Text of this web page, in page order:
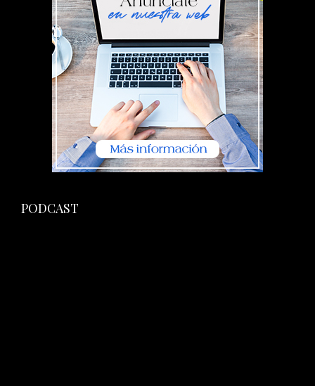
PODCAST